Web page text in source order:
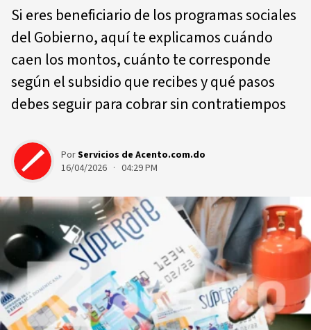
Si eres beneficiario de los programas sociales
del Gobierno, aquí te explicamos cuándo
caen los montos, cuánto te corresponde
según el subsidio que recibes y qué pasos
debes seguir para cobrar sin contratiempos
PorServicios de Acento.com.do
16/04/2026 · 04:29 PM